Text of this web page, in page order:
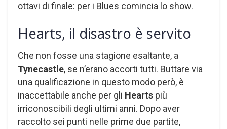
ottavi di finale: per i Blues comincia lo show.
Hearts, il disastro è servito
Che non fosse una stagione esaltante, a
Tynecastle, se n’erano accorti tutti. Buttare via
una qualificazione in questo modo però, è
inaccettabile anche per gli Hearts più
irriconoscibili degli ultimi anni. Dopo aver
raccolto sei punti nelle prime due partite,